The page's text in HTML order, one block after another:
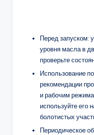
Перед запуском:
уровня масла в
проверьте
Использование
рекомендации
и рабочим
используйте его
болотистых
Периодическое